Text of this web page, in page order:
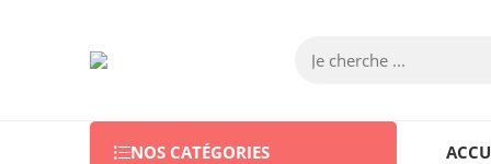
NOS CATÉGORIES